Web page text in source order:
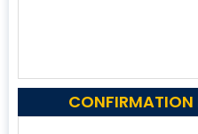
CONFIRMATION